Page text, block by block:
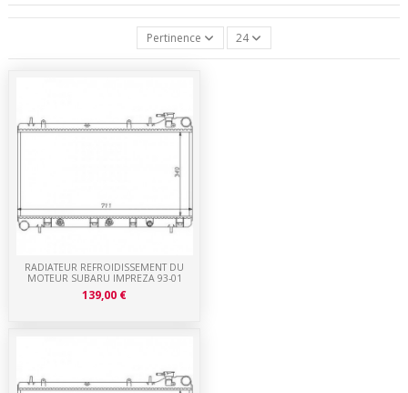
Pertinence 24
RADIATEUR REFROIDISSEMENT DU
MOTEUR SUBARU IMPREZA 93-01
139,00 €